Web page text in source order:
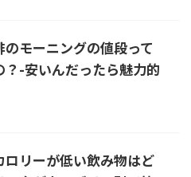
のモーニングの値段って
？-安いんだったら魅力的
ロリーが低い飲み物はど